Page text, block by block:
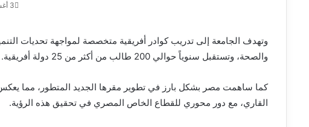
3 أغسطس، 2026
وتهدف الجامعة إلى تدريب كوادر أفريقية متخصصة لمواجهة تحديات
والصحة، وتستقبل سنوياً حوالي 200 طالب من أكثر من 25 دولة أفريقية.
كما ساهمت مصر بشكل بارز في تطوير مقرها الجديد المتطور، مما يعكس
القاري، مع دور محوري للقطاع الخاص المصري في تحقيق هذه الرؤية.